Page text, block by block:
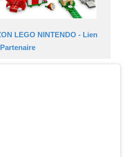
LEGO NINTENDO - Lien
Partenaire